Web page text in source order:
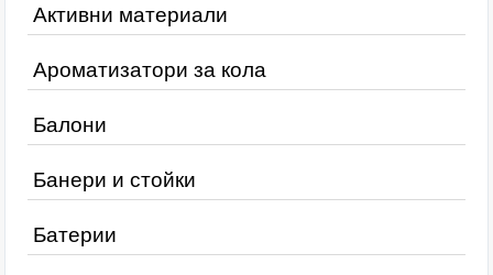
Активни материали
Ароматизатори за кола
Балони
Банери и стойки
Батерии